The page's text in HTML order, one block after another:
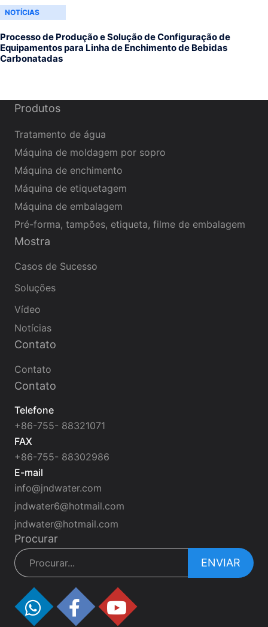
NOTÍCIAS
Processo de Produção e Solução de Configuração de
Equipamentos para Linha de Enchimento de Bebidas
Carbonatadas
Produtos
Tratamento de água
Máquina de moldagem por sopro
Máquina de enchimento
Máquina de etiquetagem
Máquina de embalagem
Pré-forma, tampões, etiqueta, filme de embalagem
Mostra
Casos de Sucesso
Soluções
Vídeo
Notícias
Contato
Contato
Contato
Telefone
+86-755- 88321071
FAX
+86-755- 88302986
E-mail
info@jndwater.com
jndwater6@hotmail.com
jndwater@hotmail.com
Procurar
ENVIAR